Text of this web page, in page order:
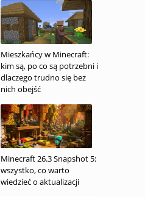
Mieszkańcy w Minecraft:
kim są, po co są potrzebni i
dlaczego trudno się bez
nich obejść
Minecraft 26.3 Snapshot 5:
wszystko, co warto
wiedzieć o aktualizacji